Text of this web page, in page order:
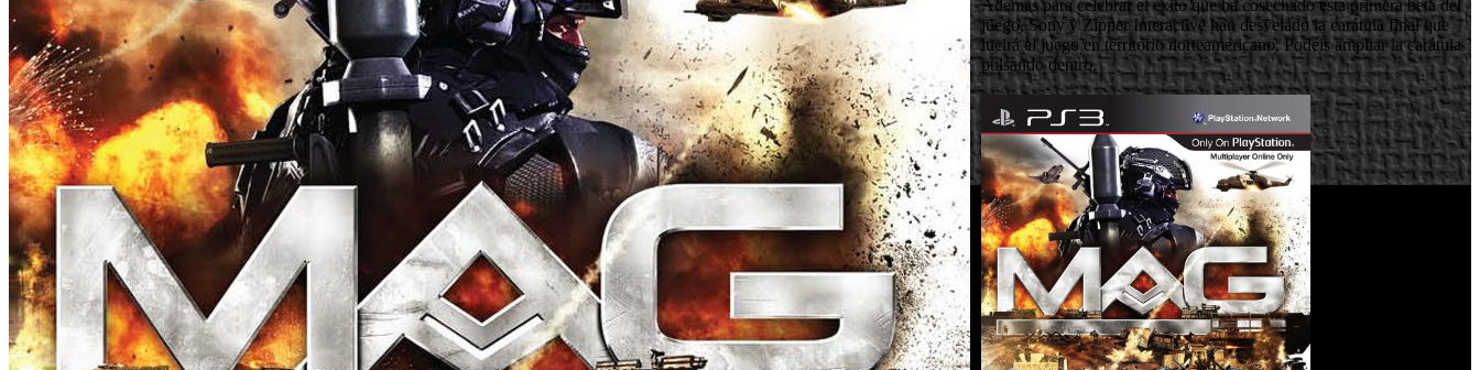
Además para celebrar el éxito que ha cosechado esta primera beta del
juego, Sony y Zipper Interactive han desvelado la carátula final que
lucirá el juego en territorio norteamericano. Podéis ampliar la carátula
pulsando dentro.